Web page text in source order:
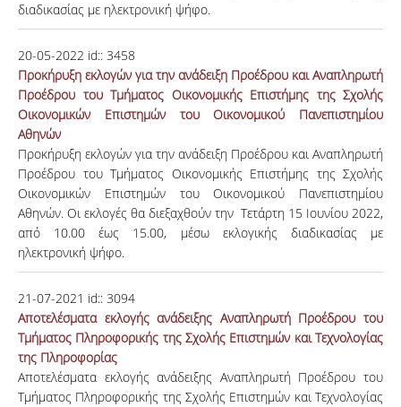
διαδικασίας με ηλεκτρονική ψήφο.
20-05-2022 id:: 3458
Προκήρυξη εκλογών για την ανάδειξη Προέδρου και Αναπληρωτή
Προέδρου του Τμήματος Οικονομικής Επιστήμης της Σχολής
Οικονομικών Επιστημών του Οικονομικού Πανεπιστημίου
Αθηνών
Προκήρυξη εκλογών για την ανάδειξη Προέδρου και Αναπληρωτή
Προέδρου του Τμήματος Οικονομικής Επιστήμης της Σχολής
Οικονομικών Επιστημών του Οικονομικού Πανεπιστημίου
Αθηνών. Οι εκλογές θα διεξαχθούν την Τετάρτη 15 Ιουνίου 2022,
από 10.00 έως 15.00, μέσω εκλογικής διαδικασίας με
ηλεκτρονική ψήφο.
21-07-2021 id:: 3094
Αποτελέσματα εκλογής ανάδειξης Αναπληρωτή Προέδρου του
Τμήματος Πληροφορικής της Σχολής Επιστημών και Τεχνολογίας
της Πληροφορίας
Αποτελέσματα εκλογής ανάδειξης Αναπληρωτή Προέδρου του
Τμήματος Πληροφορικής της Σχολής Επιστημών και Τεχνολογίας